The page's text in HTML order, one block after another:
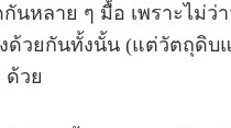
หลาย ๆ มื้อ เพราะไม่ว่
วยกันทั้งนั้น (แต่วัตถุดิบ
ด้วย